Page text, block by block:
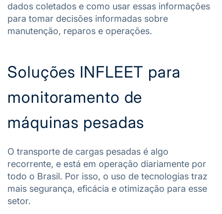
dados coletados e como usar essas informações
para tomar decisões informadas sobre
manutenção, reparos e operações.
Soluções INFLEET para
monitoramento de
máquinas pesadas
O transporte de cargas pesadas é algo
recorrente, e está em operação diariamente por
todo o Brasil. Por isso, o uso de tecnologias traz
mais segurança, eficácia e otimização para esse
setor.